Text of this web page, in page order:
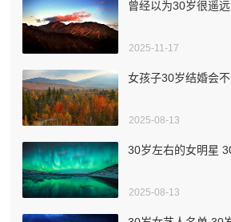
曾经以为30岁很遥
2025-11-17
女孩子30岁结婚会
2025-08-13
30岁左右的女明星
2025-08-13